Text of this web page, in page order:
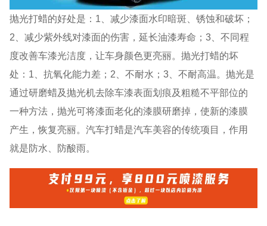
抛光打蜡的好处是：1、减少漆面水印暗斑、锈蚀和破坏；
2、减少紫外线对漆面的伤害，延长油漆寿命；3、不同程
度改善车漆光洁度，让车身颜色更亮丽。抛光打蜡的坏
处：1、抗氧化能力差；2、不耐水；3、不耐高温。抛光是
通过研磨蜡及抛光机去除车漆表面划痕及粗糙不平部位的
一种方法，抛光可将漆面老化的漆膜研磨掉，使新的漆膜
产生，恢复亮丽。汽车打蜡是汽车美容的传统项目，作用
就是防水、防酸雨。